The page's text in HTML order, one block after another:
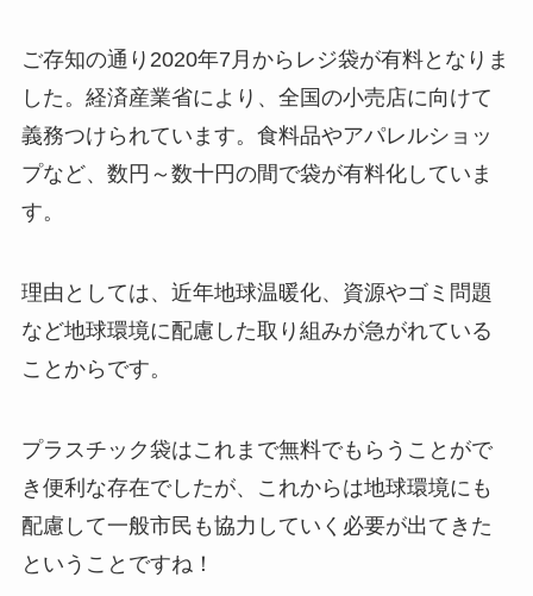
ご存知の通り2020年7月からレジ袋が有料となりま
した。経済産業省により、全国の小売店に向けて
義務つけられています。食料品やアパレルショッ
プなど、数円～数十円の間で袋が有料化していま
す。
理由としては、近年地球温暖化、資源やゴミ問題
など地球環境に配慮した取り組みが急がれている
ことからです。
プラスチック袋はこれまで無料でもらうことがで
き便利な存在でしたが、これからは地球環境にも
配慮して一般市民も協力していく必要が出てきた
ということですね！